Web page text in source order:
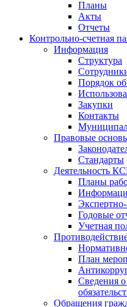
Планы
Акты
Отчеты
Контрольно-счетная
Информация
Структура
Порядок
Закупки
Контакты
Правовые
Стандарты
Деятельность
Планы
Экспертно-
Годовые
Учетная
План
Сведения
Обращения